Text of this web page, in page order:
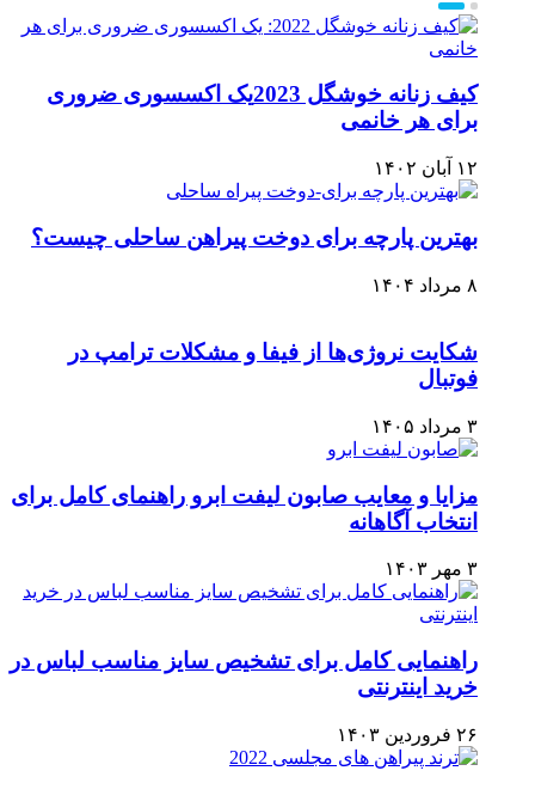
کیف زنانه خوشگل 2023یک اکسسوری ضروری
برای هر خانمی
۱۲ آبان ۱۴۰۲
بهترین پارچه برای دوخت پیراهن ساحلی چیست؟
۸ مرداد ۱۴۰۴
شکایت نروژی‌ها از فیفا و مشکلات ترامپ در
فوتبال
۳ مرداد ۱۴۰۵
مزایا و معایب صابون لیفت ابرو راهنمای کامل برای
انتخاب آگاهانه
۳ مهر ۱۴۰۳
راهنمایی کامل برای تشخیص سایز مناسب لباس در
خرید اینترنتی
۲۶ فروردین ۱۴۰۳